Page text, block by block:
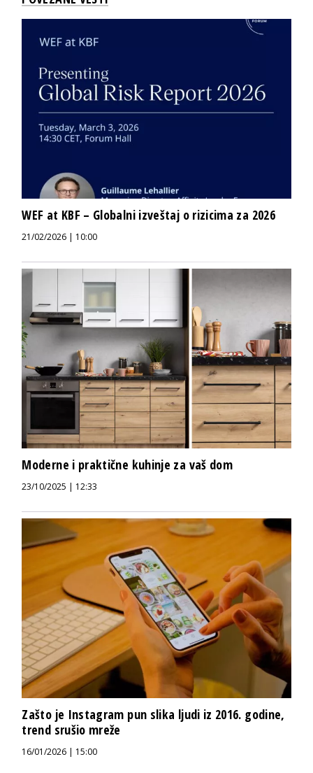
WEF at KBF – Globalni izveštaj o rizicima za 2026
21/02/2026 | 10:00
Moderne i praktične kuhinje za vaš dom
23/10/2025 | 12:33
Zašto je Instagram pun slika ljudi iz 2016. godine,
trend srušio mreže
16/01/2026 | 15:00